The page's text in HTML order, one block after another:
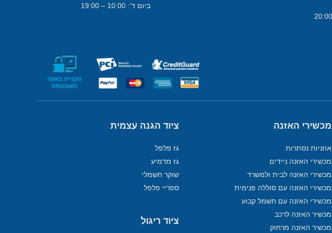
ביום ד’: 10:00 – 19:00
מכשירי האזנה
אוזניות נסתרות
מכשירי האזנה ניידים
מכשירי האזנה לבית ולמשרד
מכשירי האזנה עם סוללה פנימית
מכשירי האזנה עם חשמל קבוע
מכשיר האזנה לרכב
מכשיר האזנה מרחוק
ציוד הגנה עצמית
גז פלפל
גז מדמיע
שוקר חשמלי
ספריי פלפל
ציוד ריגול